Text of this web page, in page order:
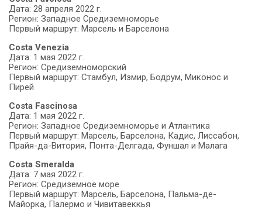
Дата: 28 апреля 2022 г.
Регион: Западное Средиземноморье
Первый маршрут: Марсель и Барселона
Costa Venezia
Дата: 1 мая 2022 г.
Регион: Средиземноморский
Первый маршрут: Стамбул, Измир, Бодрум, Миконос и
Пирей
Costa Fascinosa
Дата: 1 мая 2022 г.
Регион: Западное Средиземноморье и Атлантика
Первый маршрут: Марсель, Барселона, Кадис, Лиссабон,
Прайя-да-Витория, Понта-Делгада, Фуншал и Малага
Costa Smeralda
Дата: 7 мая 2022 г.
Регион: Средиземное море
Первый маршрут: Марсель, Барселона, Пальма-де-
Майорка, Палермо и Чивитавеккья